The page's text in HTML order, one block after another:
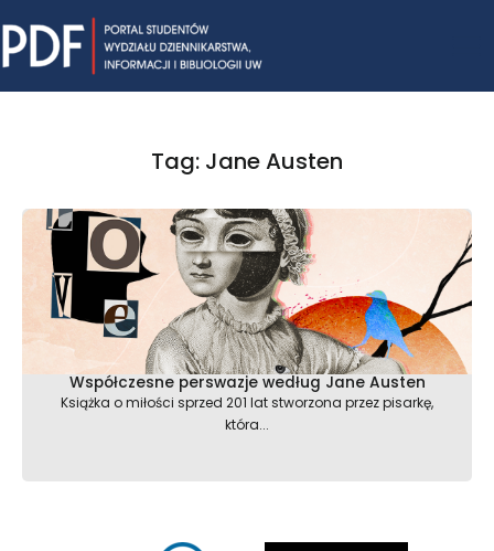
to
content
Tag: Jane Austen
Współczesne perswazje według Jane Austen
Książka o miłości sprzed 201 lat stworzona przez pisarkę,
która...